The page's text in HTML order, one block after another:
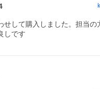
せして購入しました。担当の
しです